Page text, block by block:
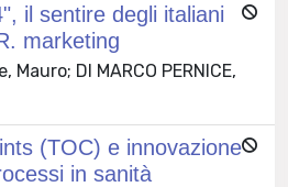
il sentire degli italiani
marketing
DI MARCO PERNICE,
(TOC) e innovazione
in sanità